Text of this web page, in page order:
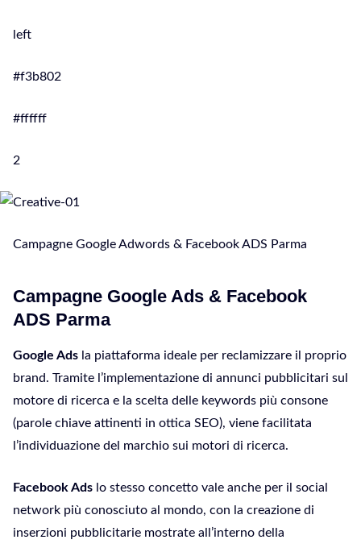
left
#f3b802
#ffffff
2
Campagne Google Adwords & Facebook ADS Parma
Campagne Google Ads & Facebook
ADS Parma
Google Ads la piattaforma ideale per reclamizzare il proprio
brand. Tramite l’implementazione di annunci pubblicitari sul
motore di ricerca e la scelta delle keywords più consone
(parole chiave attinenti in ottica SEO), viene facilitata
l’individuazione del marchio sui motori di ricerca.
Facebook Ads lo stesso concetto vale anche per il social
network più conosciuto al mondo, con la creazione di
inserzioni pubblicitarie mostrate all’interno della